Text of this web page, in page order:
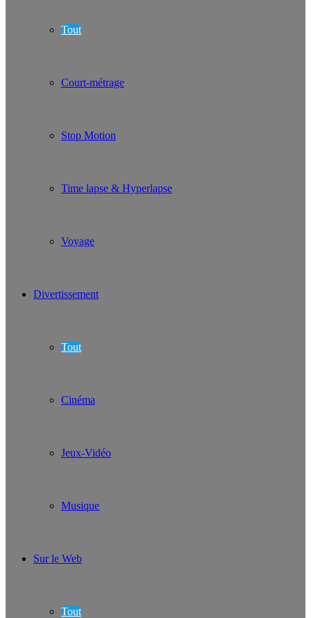
Tout
Court-métrage
Stop Motion
Time lapse & Hyperlapse
Voyage
Divertissement
Tout
Cinéma
Jeux-Vidéo
Musique
Sur le Web
Tout